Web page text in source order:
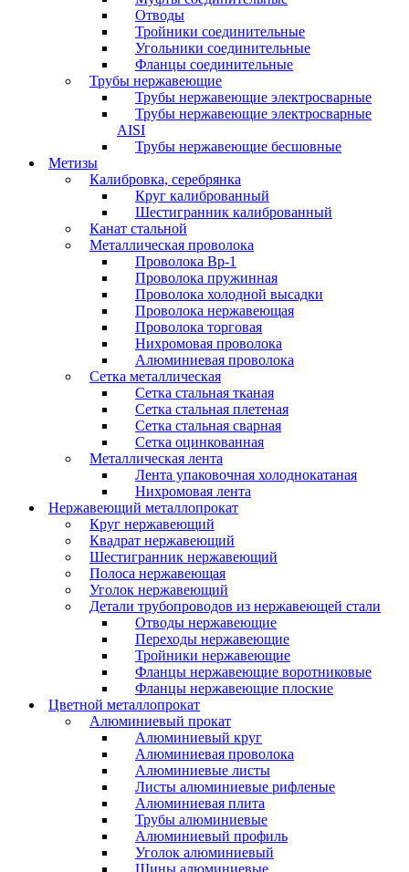
Отводы
Тройники соединительные
Угольники соединительные
Фланцы соединительные
Трубы нержавеющие
Трубы нержавеющие электросварные
Трубы нержавеющие электросварные
AISI
Трубы нержавеющие бесшовные
Метизы
Калибровка, серебрянка
Круг калиброванный
Шестигранник калиброванный
Канат стальной
Металлическая проволока
Проволока Вр-1
Проволока пружинная
Проволока холодной высадки
Проволока нержавеющая
Проволока торговая
Нихромовая проволока
Алюминиевая проволока
Сетка металлическая
Сетка стальная тканая
Сетка стальная плетеная
Сетка стальная сварная
Сетка оцинкованная
Металлическая лента
Лента упаковочная холоднокатаная
Нихромовая лента
Нержавеющий металлопрокат
Круг нержавеющий
Квадрат нержавеющий
Шестигранник нержавеющий
Полоса нержавеющая
Уголок нержавеющий
Детали трубопроводов из нержавеющей стали
Отводы нержавеющие
Переходы нержавеющие
Тройники нержавеющие
Фланцы нержавеющие воротниковые
Фланцы нержавеющие плоские
Цветной металлопрокат
Алюминиевый прокат
Алюминиевый круг
Алюминиевая проволока
Алюминиевые листы
Листы алюминиевые рифленые
Алюминиевая плита
Трубы алюминиевые
Алюминиевый профиль
Уголок алюминиевый
Шины алюминиевые